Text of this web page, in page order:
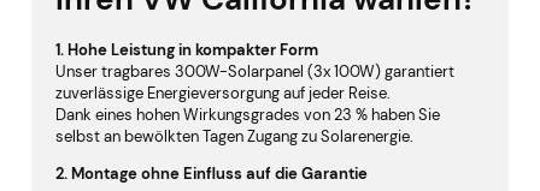
1. Hohe Leistung in kompakter Form
Unser tragbares 300W-Solarpanel (3x 100W) garantiert
zuverlässige Energieversorgung auf jeder Reise.
Dank eines hohen Wirkungsgrades von 23 % haben Sie
selbst an bewölkten Tagen Zugang zu Solarenergie.
2. Montage ohne Einfluss auf die Garantie